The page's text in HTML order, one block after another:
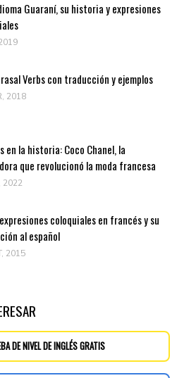
Guaraní, su historia y expresiones
Verbs con traducción y ejemplos
2018
en la historia: Coco Chanel, la
que revolucionó la moda francesa
2022
coloquiales en francés y su
al español
2015
DE NIVEL DE INGLÉS GRATIS